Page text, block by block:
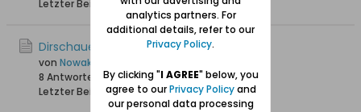
Letzter Beitrag
25.04.2022, 19:17
Dirschauerstr.28 in Praust?
von Nowak
8 Antworten
21.973 Hits0 Likes
Letzter Beitrag15.07.2021, 22:02
analytics partners. For
additional details, refer to our
Privacy Policy.
By clicking "I AGREE" below, you
agree to ourPrivacy Policyand
our personal data processing